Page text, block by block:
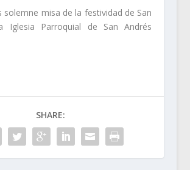
solemne misa de la festividad de San
Iglesia Parroquial de San Andrés
SHARE: